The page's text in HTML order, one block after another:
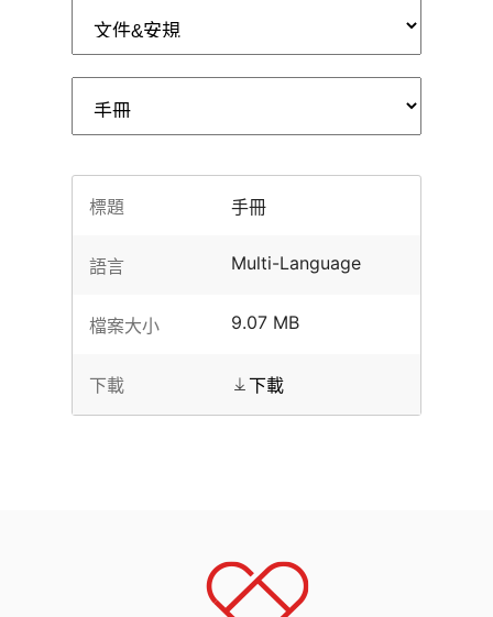
標題 手冊
語言 Multi-Language
檔案大小 9.07 MB
下載 下載